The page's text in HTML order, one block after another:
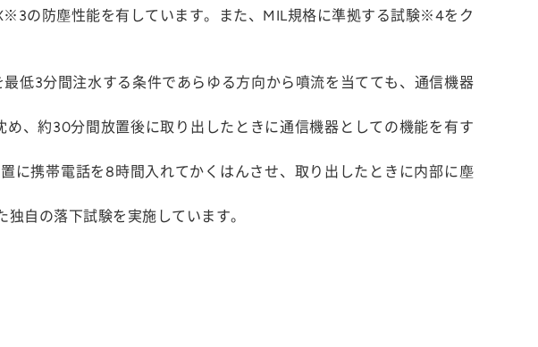
の防塵性能を有しています。また、MIL規格に準拠する試験※4をク
低3分間注水する条件であらゆる方向から噴流を当てても、通信機器
、約30分間放置後に取り出したときに通信機器としての機能を有す
に携帯電話を8時間入れてかくはんさせ、取り出したときに内部に塵
自の落下試験を実施しています。